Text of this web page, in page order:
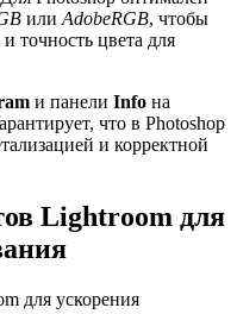
илиAdobeRGB, чтобы
точность цвета для
и панели Info на
что в Photoshop
и корректной
Lightroom для